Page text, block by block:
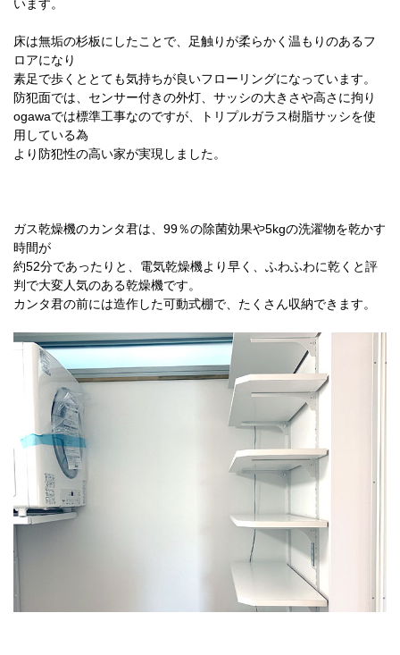
います。
床は無垢の杉板にしたことで、足触りが柔らかく温もりのあるフ
ロアになり
素足で歩くととても気持ちが良いフローリングになっています。
防犯面では、センサー付きの外灯、サッシの大きさや高さに拘り
ogawaでは標準工事なのですが、トリプルガラス樹脂サッシを使
用している為
より防犯性の高い家が実現しました。
ガス乾燥機のカンタ君は、99％の除菌効果や5kgの洗濯物を乾かす
時間が
約52分であったりと、電気乾燥機より早く、ふわふわに乾くと評
判で大変人気のある乾燥機です。
カンタ君の前には造作した可動式棚で、たくさん収納できます。